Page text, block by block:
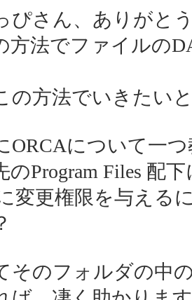
ぴさん、ありがと
方法でファイルの
の方法でいきたい
ORCAについて一
のProgram Files 配
変更権限を与える
そのフォルダの中